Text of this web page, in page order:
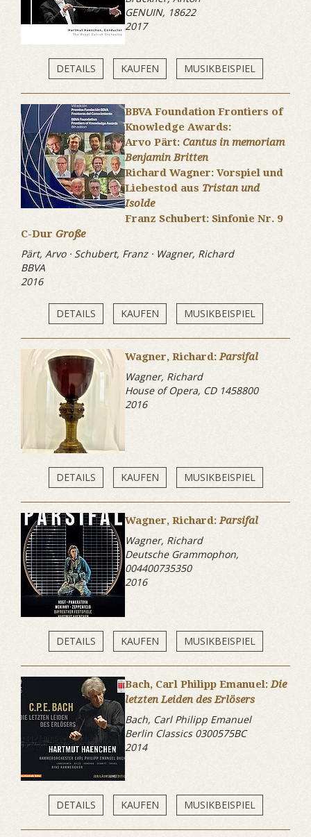
GENUIN, 18622
2017
DETAILS KAUFEN MUSIKBEISPIEL
BBVA Foundation Frontiers of
Knowledge Awards:
Arvo Pärt: Cantus in memoriam
Benjamin Britten
Richard Wagner: Vorspiel und
Liebestod aus Tristan und
Isolde
Franz Schubert: Sinfonie Nr. 9
C-Dur Große
Pärt, Arvo · Schubert, Franz · Wagner, Richard
BBVA
2016
DETAILS KAUFEN MUSIKBEISPIEL
Wagner, Richard:Parsifal
Wagner, Richard
House of Opera, CD 1458800
2016
DETAILS KAUFEN MUSIKBEISPIEL
Wagner, Richard:Parsifal
Wagner, Richard
Deutsche Grammophon,
004400735350
2016
DETAILS KAUFEN MUSIKBEISPIEL
Bach, Carl Philipp Emanuel:Die
letzten Leiden des Erlösers
Bach, Carl Philipp Emanuel
Berlin Classics 0300575BC
2014
DETAILS KAUFEN MUSIKBEISPIEL